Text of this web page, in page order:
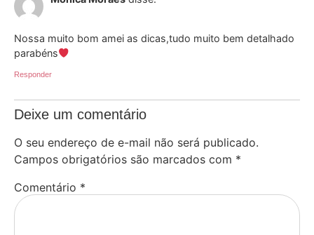
Nossa muito bom amei as dicas,tudo muito bem detalhado
parabéns
Responder
Deixe um comentário
O seu endereço de e-mail não será publicado.
Campos obrigatórios são marcados com *
Comentário *